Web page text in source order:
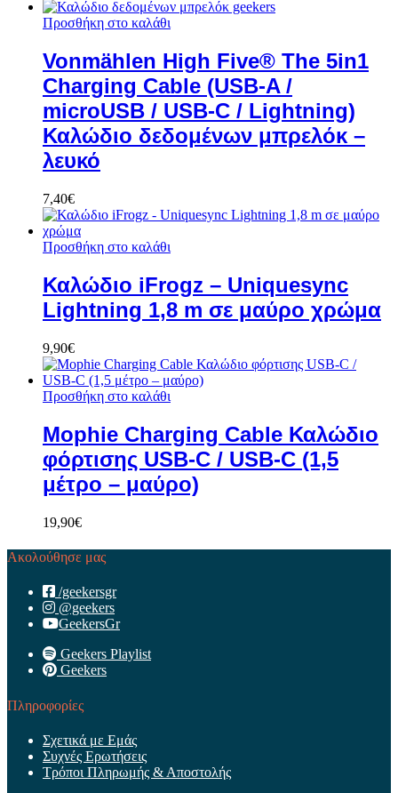
Προσθήκη στο καλάθι
Vonmählen High Five® The 5in1
Charging Cable (USB-A /
microUSB / USB-C / Lightning)
Καλώδιο δεδομένων μπρελόκ –
λευκό
7,40€
Προσθήκη στο καλάθι
Καλώδιο iFrogz – Uniquesync
Lightning 1,8 m σε μαύρο χρώμα
9,90€
Προσθήκη στο καλάθι
Mophie Charging Cable Καλώδιο
φόρτισης USB-C / USB-C (1,5
μέτρο – μαύρο)
19,90€
Ακολούθησε μας
/geekersgr
@geekers
GeekersGr
Geekers Playlist
Geekers
Πληροφορίες
Σχετικά με Εμάς
Συχνές Ερωτήσεις
Τρόποι Πληρωμής & Αποστολής